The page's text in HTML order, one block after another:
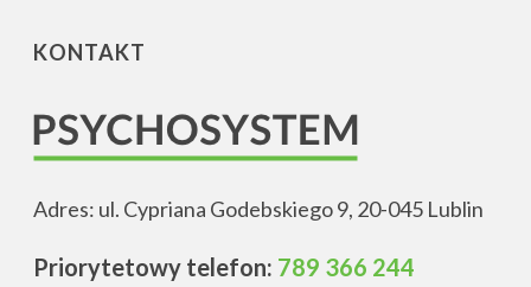
KONTAKT
Adres: ul. Cypriana Godebskiego 9, 20-045 Lublin
Priorytetowy telefon: 789 366 244